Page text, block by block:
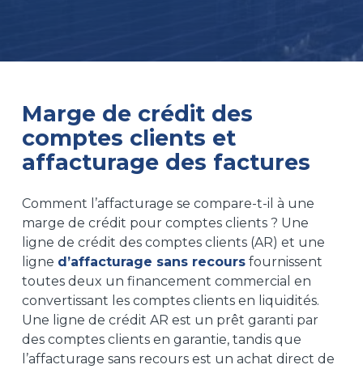
Marge de crédit des
comptes clients et
affacturage des factures
Comment l’affacturage se compare-t-il à une
marge de crédit pour comptes clients ? Une
ligne de crédit des comptes clients (AR) et une
ligne d’affacturage sans recours fournissent
toutes deux un financement commercial en
convertissant les comptes clients en liquidités.
Une ligne de crédit AR est un prêt garanti par
des comptes clients en garantie, tandis que
l’affacturage sans recours est un achat direct de